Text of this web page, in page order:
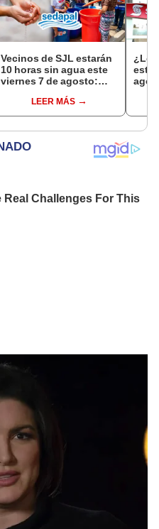
Vecinos de SJL estarán
10 horas sin agua este
viernes 7 de agosto:
afectadas, según
Sedapal
LEER MÁS
este